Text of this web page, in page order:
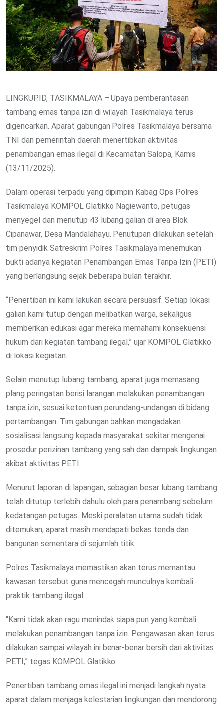
LINGKUP.ID, TASIKMALAYA – Upaya pemberantasan
tambang emas tanpa izin di wilayah Tasikmalaya terus
digencarkan. Aparat gabungan Polres Tasikmalaya bersama
TNI dan pemerintah daerah menertibkan aktivitas
penambangan emas ilegal di Kecamatan Salopa, Kamis
(13/11/2025).
Dalam operasi terpadu yang dipimpin Kabag Ops Polres
Tasikmalaya KOMPOL Glatikko Nagiewanto, petugas
menyegel dan menutup 43 lubang galian di area Blok
Cipanawar, Desa Mandalahayu. Penutupan dilakukan setelah
tim penyidik Satreskrim Polres Tasikmalaya menemukan
bukti adanya kegiatan Penambangan Emas Tanpa Izin (PETI)
yang berlangsung sejak beberapa bulan terakhir.
“Penertiban ini kami lakukan secara persuasif. Setiap lokasi
galian kami tutup dengan melibatkan warga, sekaligus
memberikan edukasi agar mereka memahami konsekuensi
hukum dari kegiatan tambang ilegal,” ujar KOMPOL Glatikko
di lokasi kegiatan.
Selain menutup lubang tambang, aparat juga memasang
plang peringatan berisi larangan melakukan penambangan
tanpa izin, sesuai ketentuan perundang-undangan di bidang
pertambangan. Tim gabungan bahkan mengadakan
sosialisasi langsung kepada masyarakat sekitar mengenai
prosedur perizinan tambang yang sah dan dampak lingkungan
akibat aktivitas PETI.
Menurut laporan di lapangan, sebagian besar lubang tambang
telah ditutup terlebih dahulu oleh para penambang sebelum
kedatangan petugas. Meski peralatan utama sudah tidak
ditemukan, aparat masih mendapati bekas tenda dan
bangunan sementara di sejumlah titik.
Polres Tasikmalaya memastikan akan terus memantau
kawasan tersebut guna mencegah munculnya kembali
praktik tambang ilegal.
“Kami tidak akan ragu menindak siapa pun yang kembali
melakukan penambangan tanpa izin. Pengawasan akan terus
dilakukan sampai wilayah ini benar-benar bersih dari aktivitas
PETI,” tegas KOMPOL Glatikko.
Penertiban tambang emas ilegal ini menjadi langkah nyata
aparat dalam menjaga kelestarian lingkungan dan mendorong